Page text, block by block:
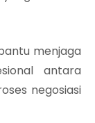
menjaga
antara
negosiasi